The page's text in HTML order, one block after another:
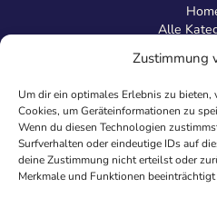
Zustimmung
Um dir ein optimales Erlebnis zu
Cookies, um Geräteinformationen zu
Wenn du diesen Technologien
Surfverhalten oder eindeutige IDs auf
deine Zustimmung nicht erteilst oder
Merkmale und Funktionen
Alle
Über
Recht &